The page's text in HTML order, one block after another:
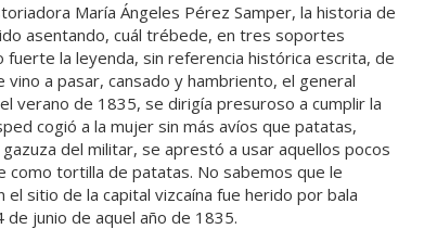
María Ángeles Pérez Samper, la historia de
asentando, cuál trébede, en tres soportes
la leyenda, sin referencia histórica escrita, de
a pasar, cansado y hambriento, el general
verano de 1835, se dirigía presuroso a cumplir la
cogió a la mujer sin más avíos que patatas,
del militar, se aprestó a usar aquellos pocos
como tortilla de patatas. No sabemos que le
sitio de la capital vizcaína fue herido por bala
junio de aquel año de 1835.